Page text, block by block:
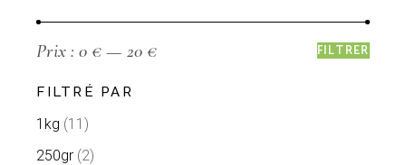
FILTRER
Prix :0 € — 20 €
FILTRÉ PAR
1kg (11)
250gr (2)